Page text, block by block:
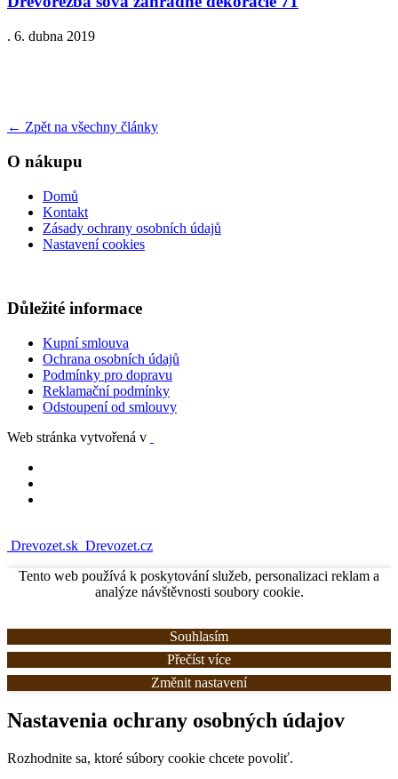
. 6. dubna 2019
← Zpět na všechny články
O nákupu
Domů
Kontakt
Zásady ochrany osobních údajů
Nastavení cookies
Důležité informace
Kupní smlouva
Ochrana osobních údajů
Podmínky pro dopravu
Reklamační podmínky
Odstoupení od smlouvy
Web stránka vytvořená v
Drevozet.sk Drevozet.cz
Tento web používá k poskytování služeb, personalizaci reklam a
analýze návštěvnosti soubory cookie.
Souhlasím
Přečíst více
Změnit nastavení
Nastavenia ochrany osobných údajov
Rozhodnite sa, ktoré súbory cookie chcete povoliť.